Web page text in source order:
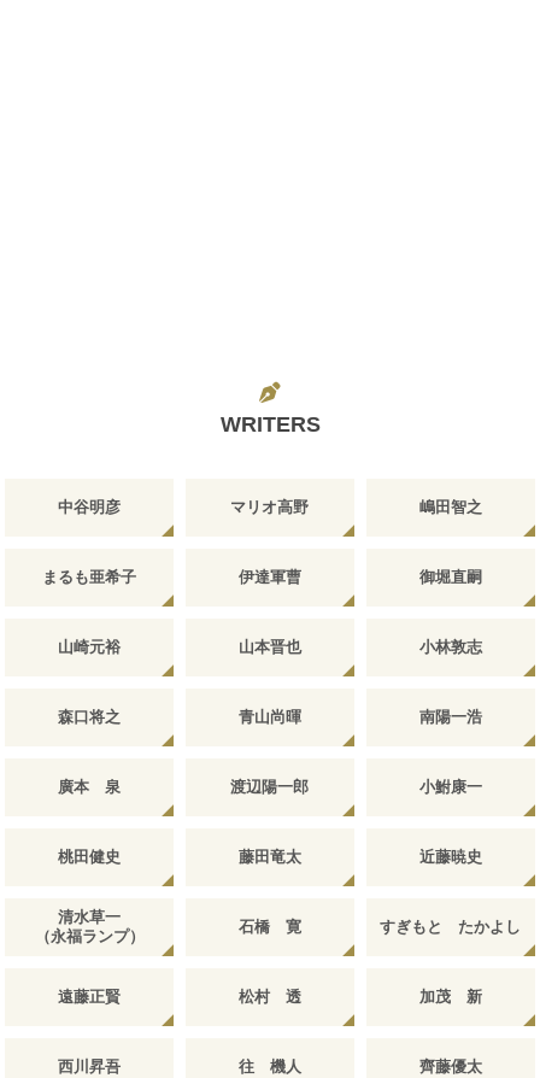
WRITERS
中谷明彦 マリオ高野 嶋田智之
まるも亜希子 伊達軍曹 御堀直嗣
山崎元裕 山本晋也 小林敦志
森口将之 青山尚暉 南陽一浩
廣本 泉 渡辺陽一郎 小鮒康一
桃田健史 藤田竜太 近藤暁史
清水草一
（永福ランプ）
石橋 寛 すぎもと たかよし
遠藤正賢 松村 透 加茂 新
西川昇吾 往 機人 齊藤優太